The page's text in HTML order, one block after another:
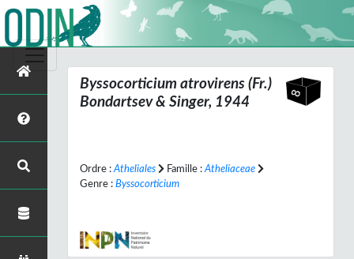
Byssocorticium atrovirens (Fr.)
Bondartsev & Singer, 1944
Ordre : Atheliales Famille : Atheliaceae
Genre : Byssocorticium